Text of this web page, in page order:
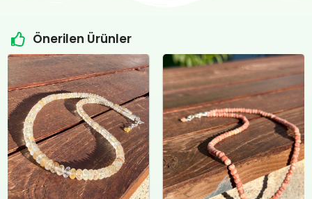
Önerilen Ürünler
Orijinal
fiyat:
₺4.800,00.
Şu
andaki
fiyat:
₺4.500,00.
Orijinal
fiyat:
₺12.400,00.
Şu
andaki
fiyat:
₺12.000,00.